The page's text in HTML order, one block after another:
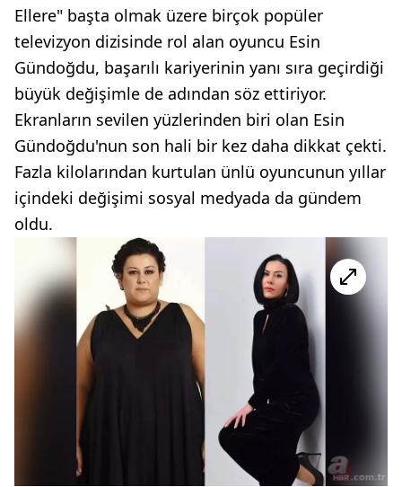
Ellere" başta olmak üzere birçok popüler
televizyon dizisinde rol alan oyuncu Esin
Gündoğdu, başarılı kariyerinin yanı sıra geçirdiği
büyük değişimle de adından söz ettiriyor.
Ekranların sevilen yüzlerinden biri olan Esin
Gündoğdu'nun son hali bir kez daha dikkat çekti.
Fazla kilolarından kurtulan ünlü oyuncunun yıllar
içindeki değişimi sosyal medyada da gündem
oldu.